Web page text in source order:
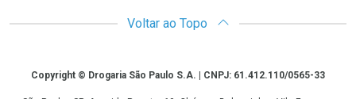
Voltar ao Topo
CopyrightCopyright © Drogaria São Paulo S.A. | CNPJ: 61.412.110/0565-33